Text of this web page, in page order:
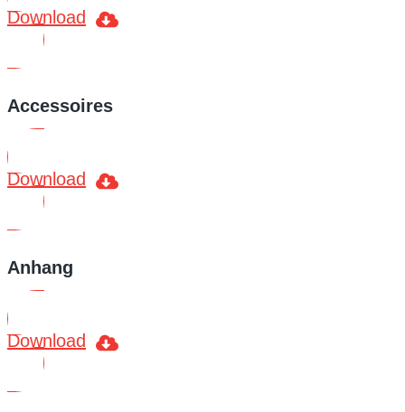
Download
Accessoires
Download
Anhang
Download